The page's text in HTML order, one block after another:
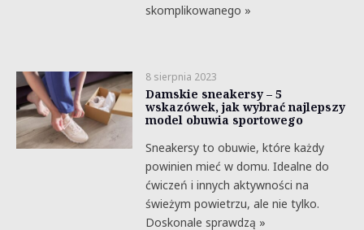
skomplikowanego »
8 sierpnia 2023
Damskie sneakersy – 5
wskazówek, jak wybrać najlepszy
model obuwia sportowego
Sneakersy to obuwie, które każdy
powinien mieć w domu. Idealne do
ćwiczeń i innych aktywności na
świeżym powietrzu, ale nie tylko.
Doskonale sprawdzą »